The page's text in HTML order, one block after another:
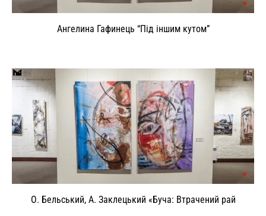
Ангелина Гафинець “Під іншим кутом”
О. Бельський, А. Заклецький «Буча: Втрачений рай